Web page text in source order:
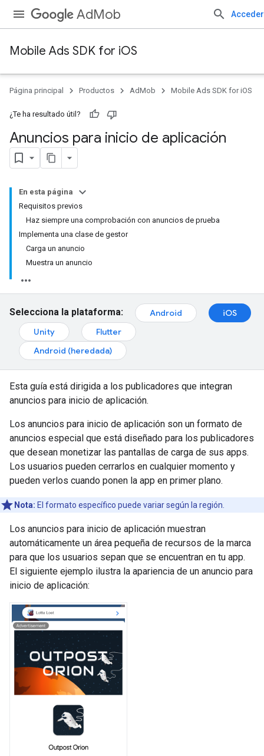
AdMob Acceder
Mobile Ads SDK for iOS
Página principal Productos AdMob Mobile Ads SDK for iOS
¿Te ha resultado útil?
Anuncios para inicio de aplicación
En esta página
Requisitos previos
Haz siempre una comprobación con anuncios de prueba
Implementa una clase de gestor
Carga un anuncio
Muestra un anuncio
Selecciona la plataforma: Android
iOS
Unity
Flutter
Android (heredada)
Esta guía está dirigida a los publicadores que integran
anuncios para inicio de aplicación.
Los anuncios para inicio de aplicación son un formato de
anuncios especial que está diseñado para los publicadores
que desean monetizar las pantallas de carga de sus apps.
Los usuarios pueden cerrarlos en cualquier momento y
pueden verlos cuando ponen la app en primer plano.
Nota: El formato específico puede variar según la región.
Los anuncios para inicio de aplicación muestran
automáticamente un área pequeña de recursos de la marca
para que los usuarios sepan que se encuentran en tu app.
El siguiente ejemplo ilustra la apariencia de un anuncio para
inicio de aplicación: